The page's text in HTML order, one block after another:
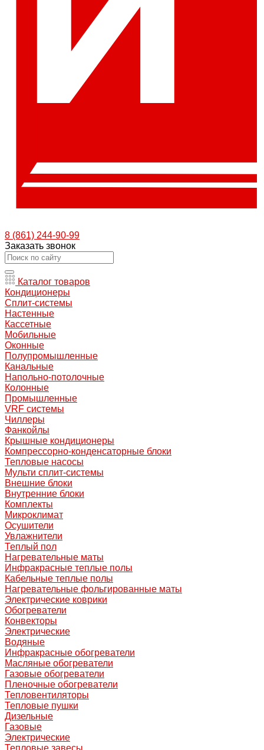
8 (861) 244-90-99
Заказать звонок
Каталог товаров
Кондиционеры
Сплит-системы
Настенные
Кассетные
Мобильные
Оконные
Полупромышленные
Канальные
Напольно-потолочные
Колонные
Промышленные
VRF системы
Чиллеры
Фанкойлы
Крышные кондиционеры
Компрессорно-конденсаторные блоки
Тепловые насосы
Мульти сплит-системы
Внешние блоки
Внутренние блоки
Комплекты
Микроклимат
Осушители
Увлажнители
Теплый пол
Нагревательные маты
Инфракрасные теплые полы
Кабельные теплые полы
Нагревательные фольгированные маты
Электрические коврики
Обогреватели
Конвекторы
Электрические
Водяные
Инфракрасные обогреватели
Масляные обогреватели
Газовые обогреватели
Пленочные обогреватели
Тепловентиляторы
Тепловые пушки
Дизельные
Газовые
Электрические
Тепловые завесы